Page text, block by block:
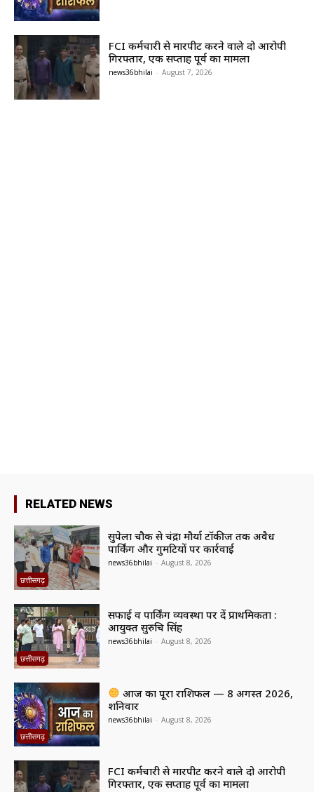
FCI कर्मचारी से मारपीट करने वाले दो आरोपी
गिरफ्तार, एक सप्ताह पूर्व का मामला
news36bhilai - August 7, 2026
RELATED NEWS
छत्तीसगढ़
सुपेला चौक से चंद्रा मौर्या टॉकीज तक अवैध
पार्किंग और गुमटियों पर कार्रवाई
news36bhilai - August 8, 2026
छत्तीसगढ़
सफाई व पार्किंग व्यवस्था पर दें प्राथमिकता :
आयुक्त सुरुचि सिंह
news36bhilai - August 8, 2026
छत्तीसगढ़
आज का पूरा राशिफल — 8 अगस्त 2026,
शनिवार
news36bhilai - August 8, 2026
FCI कर्मचारी से मारपीट करने वाले दो आरोपी
गिरफ्तार, एक सप्ताह पूर्व का मामला